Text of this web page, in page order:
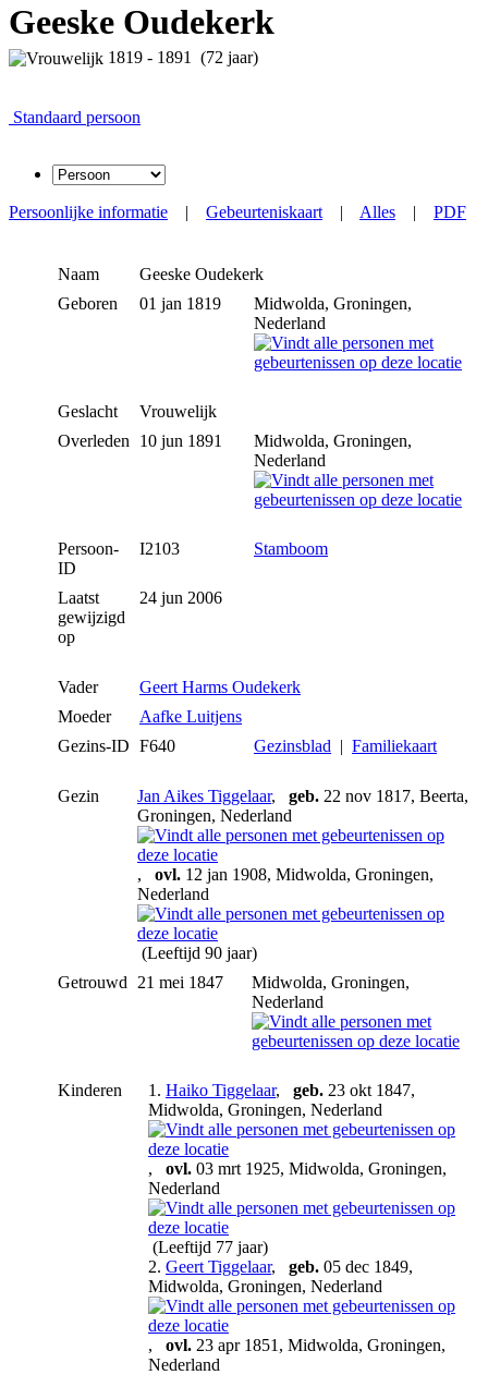
Geeske Oudekerk
1819 - 1891 (72 jaar)
Standaard persoon
Persoonlijke informatie | Gebeurteniskaart | Alles | PDF
Naam Geeske Oudekerk
Geboren
01 jan 1819
Midwolda, Groningen,
Nederland
Geslacht
Vrouwelijk
Overleden
10 jun 1891
Midwolda, Groningen,
Nederland
Persoon-
ID
I2103 Stamboom
Laatst
gewijzigd
op
24 jun 2006
Vader
Geert Harms Oudekerk
Moeder
Aafke Luitjens
Gezins-ID F640 Gezinsblad | Familiekaart
Gezin Jan Aikes Tiggelaar, geb. 22 nov 1817, Beerta,
Groningen, Nederland
, ovl. 12 jan 1908, Midwolda, Groningen,
Nederland
(Leeftijd 90 jaar)
Getrouwd
21 mei 1847
Midwolda, Groningen,
Nederland
Kinderen 1. Haiko Tiggelaar, geb. 23 okt 1847,
Midwolda, Groningen, Nederland
, ovl. 03 mrt 1925, Midwolda, Groningen,
Nederland
(Leeftijd 77 jaar)
2. Geert Tiggelaar, geb. 05 dec 1849,
Midwolda, Groningen, Nederland
, ovl. 23 apr 1851, Midwolda, Groningen,
Nederland